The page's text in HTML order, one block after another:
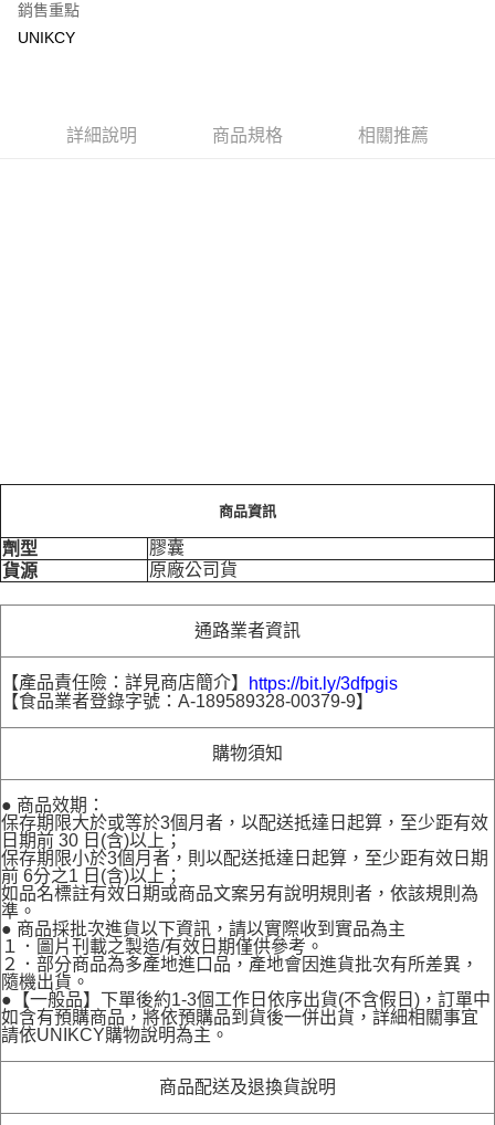
運送方式
付款後7-11取貨［需3-5個工作天不含預購商品］
銷售重點
UNIKCY
詳細說明 商品規格 相關推薦
商品資訊
劑型
膠囊
貨源
原廠公司貨
通路業者資訊
【產品責任險：詳見商店簡介】
https://bit.ly/3dfpgis
【食品業者登錄字號：A-189589328-00379-9】
購物須知
● 商品效期：
保存期限大於或等於3個月者，以配送抵達日起算，至少距有效
日期前 30 日(含)以上；
保存期限小於3個月者，則以配送抵達日起算，至少距有效日期
前 6分之1 日(含)以上；
如品名標註有效日期或商品文案另有說明規則者，依該規則為
準。
● 商品採批次進貨以下資訊，請以實際收到實品為主
１．圖片刊載之製造/有效日期僅供參考。
２．部分商品為多產地進口品，產地會因進貨批次有所差異，
隨機出貨。
●【一般品】下單後約1-3個工作日依序出貨(不含假日)，訂單中
如含有預購商品，將依預購品到貨後一併出貨，詳細相關事宜
請依UNIKCY購物說明為主。
商品配送及退換貨說明